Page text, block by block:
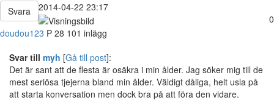
Svara
2014-04-22 23:17
0
doudou123 P 28 101 inlägg
Svar till myh [Gå till post]:
Det är sant att de flesta är osäkra i min ålder. Jag söker mig till de
mest seriösa tjejerna bland min ålder. Väldigt dåliga, helt usla på
att starta konversation men dock bra på att föra den vidare.